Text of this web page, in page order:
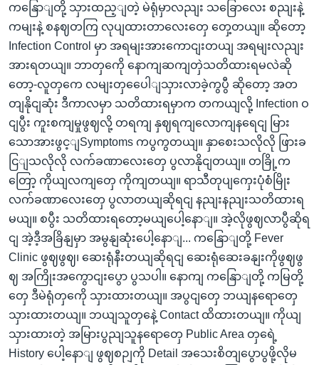
ကနြောျတို့ သှားထည့ျတဲ့ မဲရုံမှာလညျး သခြောလေး စညျးနဲ့
ကမျးနဲ့ စနဈတကြ လုပျထားတာလေးတှေ တှေ့တယျ။ ဆိုတော့
Infection Control မှာ အရမျးအားကောငျးတယျ အရမျးလညျး
အားရတယျ။ ဘာတှကေို နောကျဆကျတှဲသတိထားရမလဲဆို
တော့-လူတှကေ လမျးတှပေေါျသှားလာခဲ့ကွပွီ ဆိုတော့ အတ
တျနိုငျဆုံး ဒီကာလမှာ သတိထားရမှာက တကယျလို့ Infection ဝ
ငျပွီး ကူးစကျမှုဖွဈလို့ တရကျ နှဈရကျလောကျနရေငျ မြား
သောအားဖွင့ျSymptoms ကပွကွတယျ။ နှာစေးသလိုလို ဖြားခ
ငြျသလိုလို လက်ခဏာလေးတှေ ပွလာနိုငျတယျ။ တခြို့က
တြော့ ကိုယျလကျတှေ ကိုကျတယျ။ ရာသီတုပျကှေးပုံစံမြိုး
လက်ခဏာလေးတှေ ပွလာတယျဆိုရငျ နညျးနညျးသတိထားရ
မယျ။ စပွီး သတိထားရတော့မယျပေါ့နောျ။ အဲ့လိုဖွဈလာပွီဆိုရ
ငျ အဲ့ဒီ့အခြိနျမှာ အမွနျဆုံးပေါ့နောျ... ကနြောျတို့ Fever
Clinic ဖွဈဖွဈ၊ ဆေးရုံနီးတယျဆိုရငျ ဆေးရုံဆေးခနျးကိုဖွဈဖွ
ဈ အကြိုးအကွောငျးပွော ပွသပါ။ နောကျ ကနြောျတို့ ကမြတို့
တှေ ဒီမဲရုံတှကေို သှားထားတယျ။ အပွငျတှေ ဘယျနရောတှေ
သှားထားတယျ။ ဘယျသူတှနေဲ့ Contact ထိထားတယျ။ ကိုယျ
သှားထားတဲ့ အမြားပွညျသူနရောတှေ Public Area တှရေဲ့
History ပေါ့နောျ ဖွဈစဉျကို Detail အသေးစိတျပွောပွဖို့လိုမ